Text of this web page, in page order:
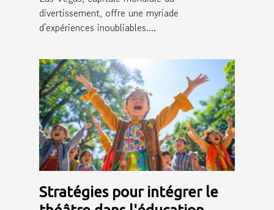
divertissement, offre une myriade
d'expériences inoubliables....
Stratégies pour intégrer le